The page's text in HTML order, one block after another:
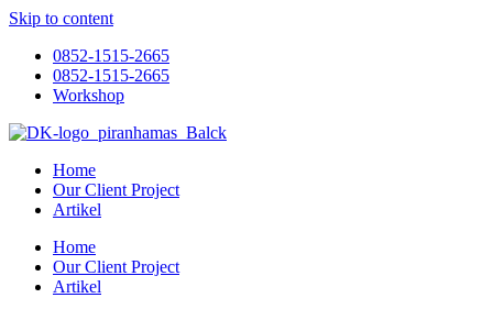
Skip to content
0852-1515-2665
0852-1515-2665
Workshop
Home
Our Client Project
Artikel
Home
Our Client Project
Artikel